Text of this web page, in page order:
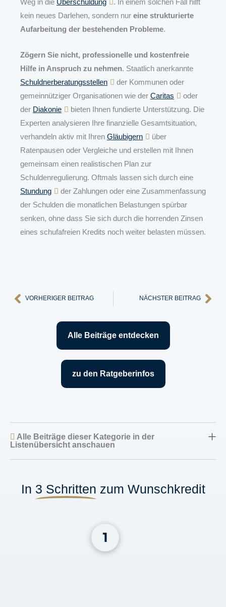
kein neues Darlehen, sondern nur eine strukturierte
Aufarbeitung der bestehenden Probleme.
Zögern Sie nicht, professionelle und kostenfreie
Hilfe in Anspruch zu nehmen. Staatlich anerkannte
Schuldnerberatungsstellen
der Kommunen oder
gemeinnütziger Organisationen wie der Caritas
oder
der Diakonie
bieten Ihnen fundierte Unterstützung. Die
Experten analysieren Ihre finanzielle Gesamtsituation,
verhandeln aktiv mit Ihren Gläubigern
über
Ratenpausen oder Vergleiche und erstellen mit Ihnen
gemeinsam einen realistischen Plan zur
Schuldenregulierung. Oftmals lassen sich durch eine
Stundung
der Zahlungen oder eine Zusammenfassung
der Schulden die monatlichen Belastungen spürbar
senken, ohne dass Sie sich durch die horrenden Zinsen
eines schufafreien Kredits noch weiter belasten müssen.
Zurück
VORHERIGER BEITRAG NÄCHSTER BEITRAG
Alle Beiträge entdecken
zu den Ratgeberinfos
Alle Beiträge dieser Kategorie in der
Listenübersicht anschauen
In 3 Schritten zum Wunschkredit